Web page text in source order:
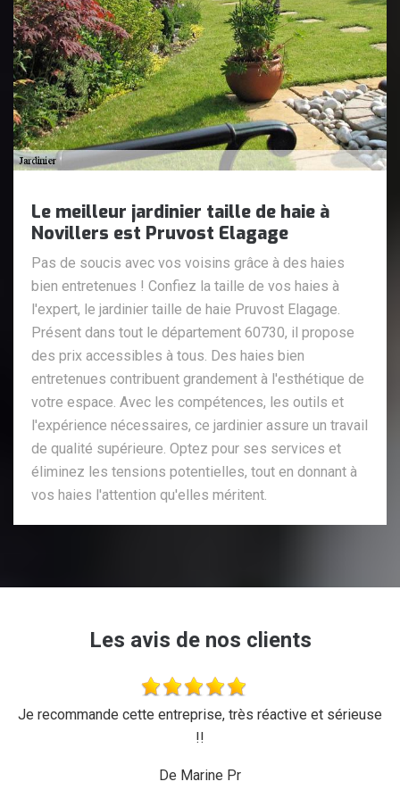
Le meilleur jardinier taille de haie à
Novillers est Pruvost Elagage
Pas de soucis avec vos voisins grâce à des haies
bien entretenues ! Confiez la taille de vos haies à
l'expert, le jardinier taille de haie Pruvost Elagage.
Présent dans tout le département 60730, il propose
des prix accessibles à tous. Des haies bien
entretenues contribuent grandement à l'esthétique de
votre espace. Avec les compétences, les outils et
l'expérience nécessaires, ce jardinier assure un travail
de qualité supérieure. Optez pour ses services et
éliminez les tensions potentielles, tout en donnant à
vos haies l'attention qu'elles méritent.
Les avis de nos clients
Je recommande cette entreprise, très réactive et sérieuse
!!
De Marine Pr